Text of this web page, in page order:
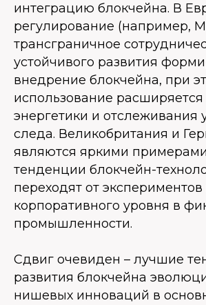
интеграцию блокчейна. В
регулирование (например,
трансграничное
устойчивого развития
внедрение блокчейна, при
использование
энергетики и отслеживания
следа. Великобритания и
являются яркими примерами
тенденции блокчейн-
переходят от
корпоративного уровня в
промышленности.
Сдвиг очевиден – лучшие
развития блокчейна
нишевых инноваций в